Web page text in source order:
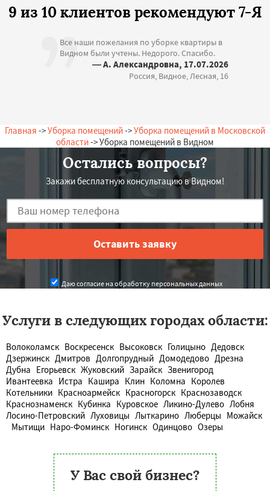
9 из 10 клиентов рекомендуют 7-Я
Все наши пожелания по уборке квартиры в
Видном были учтены. Недорого. Спасибо.
— А. Александровна, 17.07.2026
Россия, Видное, Лесная, 16
Главная ->Уборка помещений->Уборка помещений в Московской
области-> Уборка помещений в Видном
Остались вопросы?
Закажи бесплатную консультацию в Видном!
Даю согласие на обработку персональных данных
Услуги в следующих городах области:
Волоколамск Воскресенск Высоковск Голицыно Дедовск
Дзержинск Дмитров Долгопрудный Домодедово Дрезна
Дубна Егорьевск Жуковский Зарайск Звенигород
Ивантеевка Истра Кашира Клин Коломна Королев
Котельники Красноармейск Красногорск Краснозаводск
Краснознаменск Кубинка Куровское Ликино-Дулево Лобня
Лосино-Петровский Луховицы Лыткарино Люберцы Можайск
Мытищи Наро-Фоминск Ногинск Одинцово Озеры
У Вас свой бизнес?